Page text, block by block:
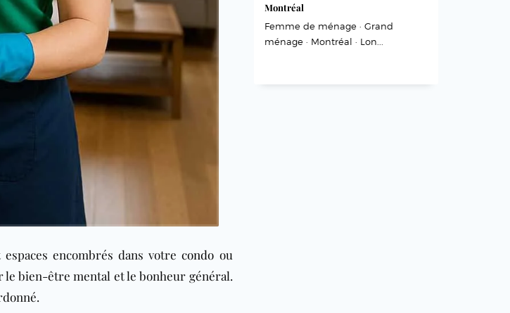
espaces encombrés dans votrecondo ou
bien-être mental et le bonheur général.
Montréal
Femme de ménage · Grand
ménage · Montréal · Lon...